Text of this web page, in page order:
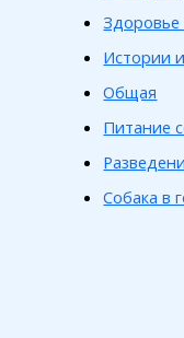
Здоровье
Истории
Общая
Питание
Собака в